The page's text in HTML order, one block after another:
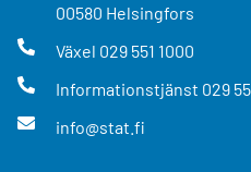
00580 Helsingfors
Växel 029 551 1000
Informationstjänst 029
info@stat.fi